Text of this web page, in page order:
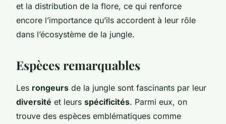
et la distribution de la flore, ce qui renforce
encore l’importance qu’ils accordent à leur rôle
dans l’écosystème de la jungle.
Espèces remarquables
Les rongeurs de la jungle sont fascinants par leur
diversité et leurs spécificités. Parmi eux, on
trouve des espèces emblématiques comme